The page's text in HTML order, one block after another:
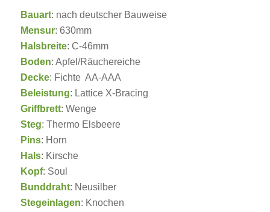
Bauart: nach deutscher Bauweise
Mensur: 630mm
Halsbreite: C-46mm
Boden: Apfel/Räuchereiche
Decke: Fichte AA-AAA
Beleistung: Lattice X-Bracing
Griffbrett: Wenge
Steg: Thermo Elsbeere
Pins: Horn
Hals: Kirsche
Kopf: Soul
Bunddraht: Neusilber
Stegeinlagen: Knochen